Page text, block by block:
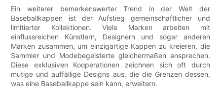
Ein weiterer bemerkenswerter Trend in der Welt der
Baseballkappen ist der Aufstieg gemeinschaftlicher und
limitierter Kollektionen. Viele Marken arbeiten mit
einflussreichen Künstlern, Designern und sogar anderen
Marken zusammen, um einzigartige Kappen zu kreieren, die
Sammler und Modebegeisterte gleichermaßen ansprechen.
Diese exklusiven Kooperationen zeichnen sich oft durch
mutige und auffällige Designs aus, die die Grenzen dessen,
was eine Baseballkappe sein kann, erweitern.